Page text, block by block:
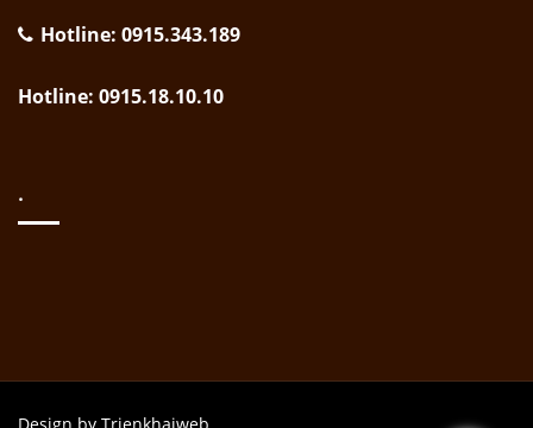
Hotline: 0915.343.189
Hotline: 0915.18.10.10
.